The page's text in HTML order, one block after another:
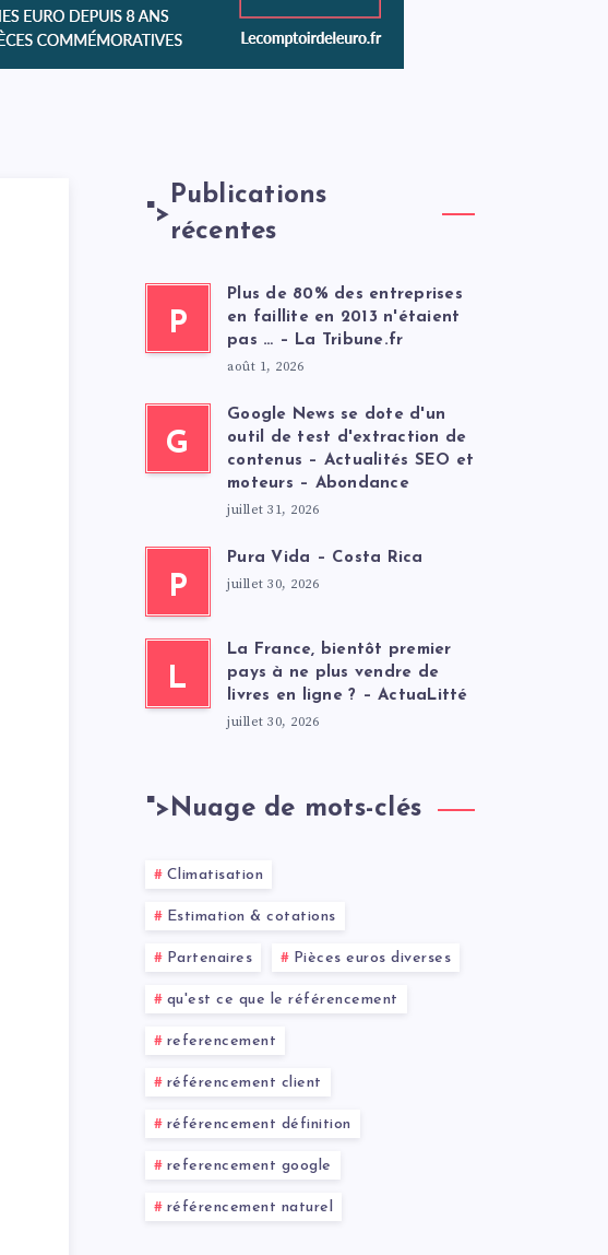
">
Publications
récentes
P
Plus de 80% des entreprises
en faillite en 2013 n'étaient
pas … – La Tribune.fr
août 1, 2026
G
Google News se dote d'un
outil de test d'extraction de
contenus – Actualités SEO et
moteurs – Abondance
juillet 31, 2026
P
Pura Vida – Costa Rica
juillet 30, 2026
L
La France, bientôt premier
pays à ne plus vendre de
livres en ligne ? – ActuaLitté
juillet 30, 2026
">Nuage de mots-clés
Climatisation
Estimation & cotations
Partenaires Pièces euros diverses
qu'est ce que le référencement
referencement
référencement client
référencement définition
referencement google
référencement naturel